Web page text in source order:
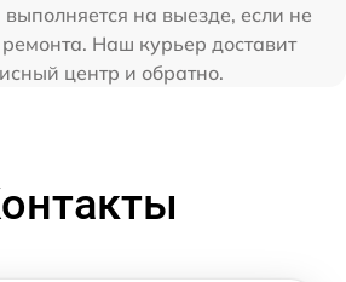
на выезде, если не
ремонта. Наш курьер доставит
центр и обратно.